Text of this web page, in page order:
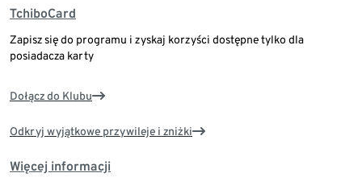
TchiboCard
Zapisz się do programu i zyskaj korzyści dostępne tylko dla
posiadacza karty
Dołącz do Klubu
Odkryj wyjątkowe przywileje i zniżki
Więcej informacji